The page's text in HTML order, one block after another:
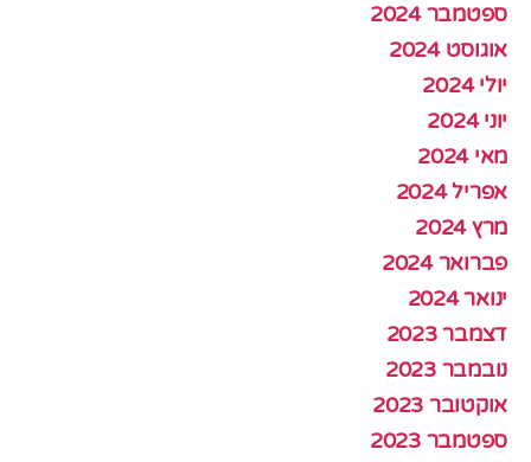
ספטמבר 2024
אוגוסט 2024
יולי 2024
יוני 2024
מאי 2024
אפריל 2024
מרץ 2024
פברואר 2024
ינואר 2024
דצמבר 2023
נובמבר 2023
אוקטובר 2023
ספטמבר 2023